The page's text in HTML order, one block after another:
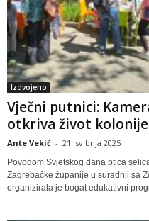
Izdvojeno
Vječni putnici:
otkriva život
Ante Vekić - 21. svibnja 2025
Povodom Svjetskog dana ptica
Zagrebačke županije u suradnji sa
organizirala je bogat edukativni